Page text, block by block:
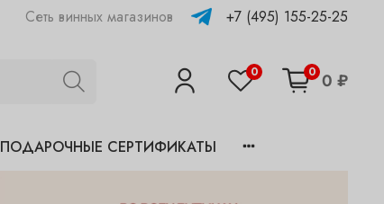
Сеть винных магазинов +7 (495) 155-25-25
0 0 0 ₽
ПОДАРОЧНЫЕ СЕРТИФИКАТЫ